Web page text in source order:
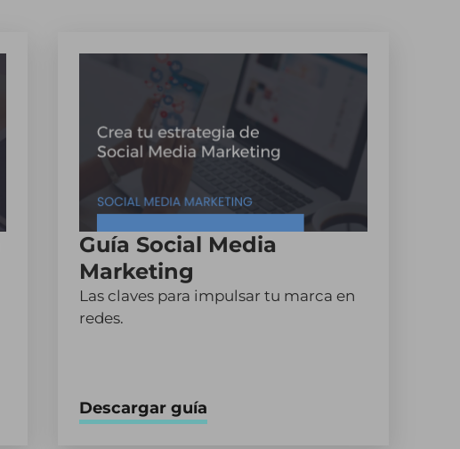
Guía Social Media
Marketing
Las claves para impulsar tu marca en
redes.
Descargar guía